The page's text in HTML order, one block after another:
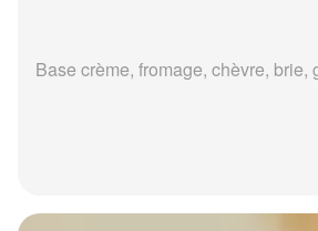
Base crème, fromage, chèvre, brie,